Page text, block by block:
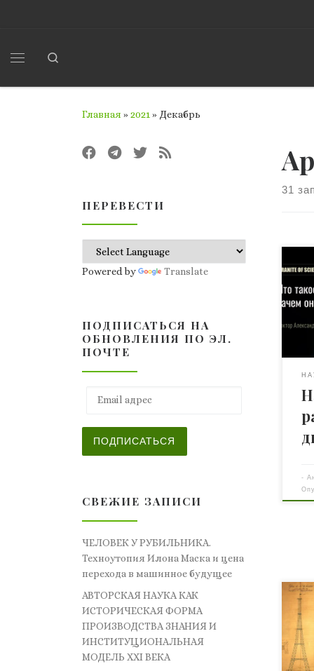
Главная »2021» Декабрь
31
У
ее
она
а в
-
2
ПЕРЕВЕСТИ
Powered by Translate
ПОДПИСАТЬСЯ НА
ОБНОВЛЕНИЯ ПО ЭЛ.
ПОЧТЕ
ПОДПИСАТЬСЯ
СВЕЖИЕ ЗАПИСИ
ЧЕЛОВЕК У РУБИЛЬНИКА.
Техноутопия Илона Маска и цена
перехода в машинное будущее
АВТОРСКАЯ НАУКА КАК
ИСТОРИЧЕСКАЯ ФОРМА
ПРОИЗВОДСТВА ЗНАНИЯ И
ИНСТИТУЦИОНАЛЬНАЯ
МОДЕЛЬ XXI ВЕКА